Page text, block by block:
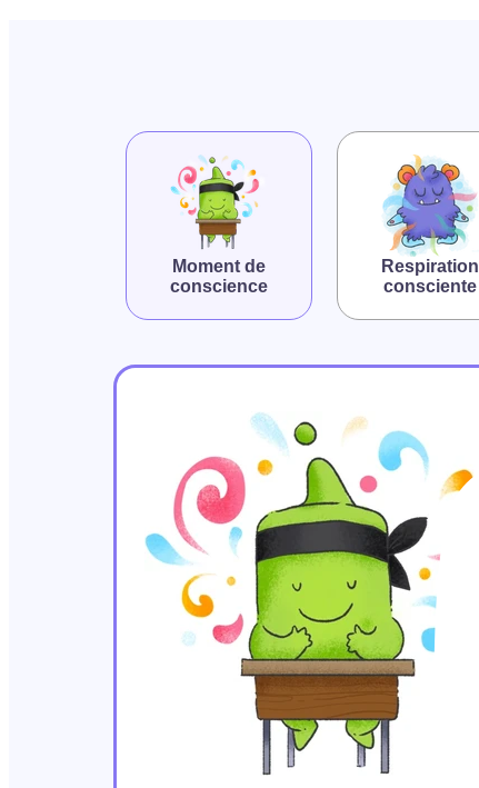
Moment de
conscience
Respiration
consciente